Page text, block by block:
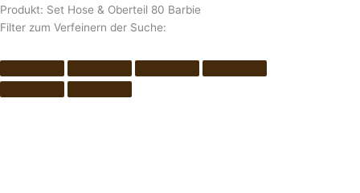
Produkt: Set Hose & Oberteil 80 Barbie
Filter zum Verfeinern der Suche: